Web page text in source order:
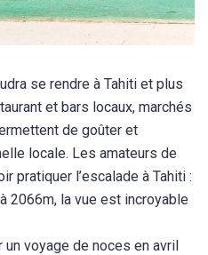
se rendre à Tahiti et plus
et bars locaux, marchés
de goûter et
locale. Les amateurs de
pratiquer l’escalade à Tahiti :
2066m, la vue est incroyable
voyage de noces en avril